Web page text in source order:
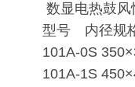
数显电热鼓
型号 内径规
101A-0S
101A-1S